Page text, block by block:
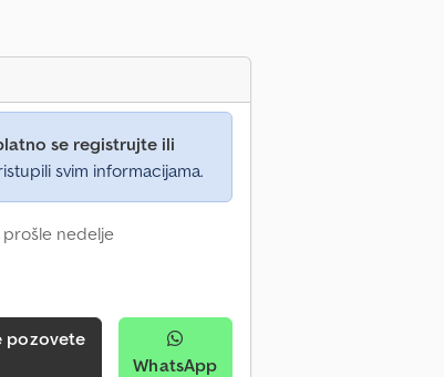
se registrujte ili
svim informacijama.
prošle nedelje
WhatsApp